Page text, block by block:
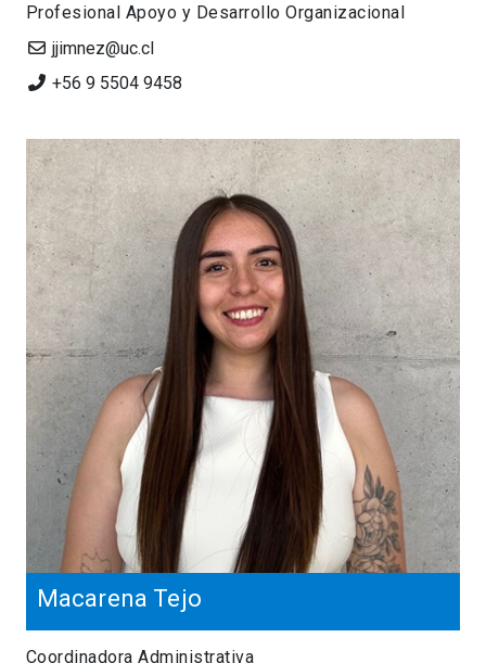
Profesional Apoyo y Desarrollo Organizacional
jjimnez@uc.cl
+56 9 5504 9458
Macarena Tejo
Coordinadora Administrativa